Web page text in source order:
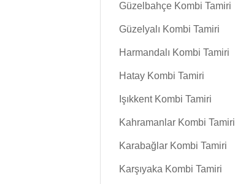
Güzelbahçe Kombi Tamiri
Güzelyalı Kombi Tamiri
Harmandalı Kombi Tamiri
Hatay Kombi Tamiri
Işıkkent Kombi Tamiri
Kahramanlar Kombi Tamiri
Karabağlar Kombi Tamiri
Karşıyaka Kombi Tamiri